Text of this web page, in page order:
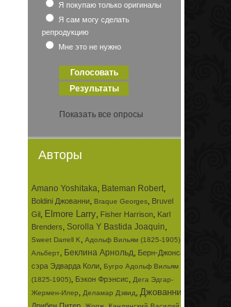
Я покупаю только оригиналы
Я сам могу сделать
репродукцию
Мне это не нужно
Показать все опросы
Авторы
Amano Yoshitaka, Bateman Robert,
Boldini Джованни, Braque Georges, Bruvel
Gil, Elmore Larry, Fisher Harrison, Karl
Brenders, Sorolla Y Bastida Joaquin,
Sweet Darrell K, Адольф Вильям (1825-1905)
Альберт, Беклина Арнольд, Берн-Джонса
сэра Эдварда Коли, Бугро Адольф Вильям
(1825-1905), Бэкон Фрэнсис, Дега Эдгар-
Жермен-Илер, Деламар Дэвид, Джованни